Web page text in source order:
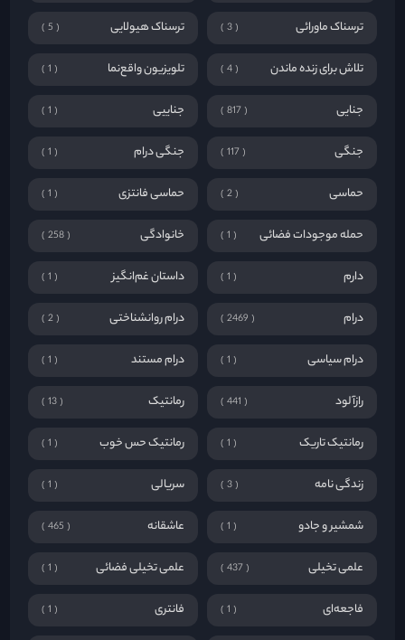
ترسناک ماورائی 3 ترسناک هیولایی 5
تلاش برای زنده ماندن 4 تلویزیون واقع‌نما 1
جنایی 817 جناییی 1
جنگی 117 جنگی درام 1
حماسی 2 حماسی فانتزی 1
حمله موجودات فضائی 1 خانوادگی 258
دارم 1 داستان غم‌انگیز 1
درام 2469 درام روانشناختی 2
درام سیاسی 1 درام مستند 1
رازآلود 441 رمانتیک 13
رمانتیک تاریک 1 رمانتیک حس خوب 1
زندگی نامه 3 سریالی 1
شمشیر و جادو 1 عاشقانه 465
علمی تخیلی 437 علمی تخیلی فضائی 1
فاجعه‌ای 1 فانتری 1